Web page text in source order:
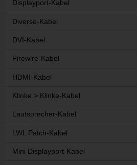
Displayport-Kabel
Diverse-Kabel
DVI-Kabel
Firewire-Kabel
HDMI-Kabel
Klinke > Klinke-Kabel
Lautsprecher-Kabel
LWL Patch-Kabel
Mini Displayport-Kabel